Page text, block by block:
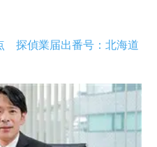
探偵業届出番号：北海道